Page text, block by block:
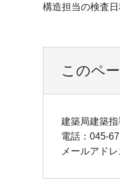
構造担当の検査
このペ
建築局建築
電話：045-
メールアドレ